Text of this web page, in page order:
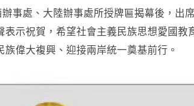
事處、大陸辦事處所授牌匾揭幕後，出
示祝賀，希望社會主義民族思想愛國教
偉大複興、迎接兩岸統一奠基前行。